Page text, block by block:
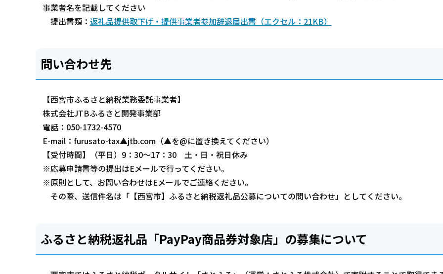
事業者名を記載してください
提出書類： 返礼品提供取下げ・提供事業者参加辞退届出書（エクセル：21KB）
問い合わせ先
【西宮市ふるさと納税業務委託事業者】
株式会社JTBふるさと開発事業部
電話：050-1732-4570
E-mail：furusato-tax▲jtb.com（▲を@に置き換えてください）
【受付時間】（平日）9：30～17：30 土・日・祝日休み
※応募申請書等の提出はEメールで行ってください。
※原則として、お問い合わせはEメールでご連絡ください。
その際、送信件名は「【西宮市】ふるさと納税返礼品公募についての問い合わせ」としてください。
ふるさと納税返礼品「PayPay商品券対象店」の募集について